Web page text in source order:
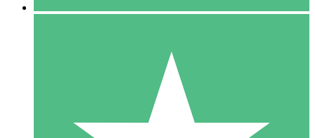
10 Downloaden
20 00